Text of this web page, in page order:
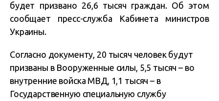
будет призвано 26,6 тысяч граждан. Об этом
сообщает пресс-служба Кабинета министров
Украины.
Согласно документу, 20 тысяч человек будут
призваны в Вооруженные силы, 5,5 тысяч – во
внутренние войска МВД, 1,1 тысяч – в
Государственную специальную службу